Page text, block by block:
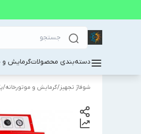
دسته‌بندی محصولاتگرمایش و
شوفاژ تجهیز/گرمایش و موتورخانه/